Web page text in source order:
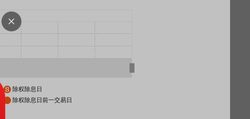
除权除息日
除权除息日前一交易日